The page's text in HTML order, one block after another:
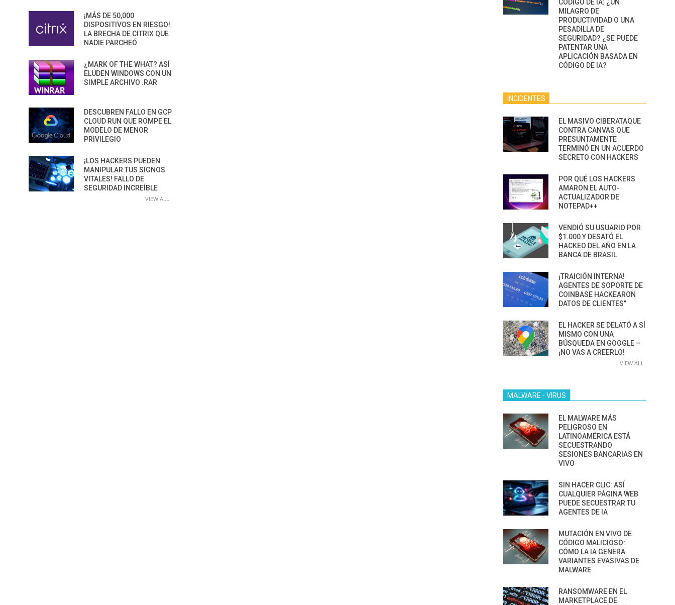
¡MÁS DE 50,000
DISPOSITIVOS EN RIESGO!
LA BRECHA DE CITRIX QUE
NADIE PARCHEÓ
¿MARK OF THE WHAT? ASÍ
ELUDEN WINDOWS CON UN
SIMPLE ARCHIVO .RAR
DESCUBREN FALLO EN GCP
CLOUD RUN QUE ROMPE EL
MODELO DE MENOR
PRIVILEGIO
¡LOS HACKERS PUEDEN
MANIPULAR TUS SIGNOS
VITALES! FALLO DE
SEGURIDAD INCREÍBLE
VIEW ALL
CÓDIGO DE IA: ¿UN
MILAGRO DE
PRODUCTIVIDAD O UNA
PESADILLA DE
SEGURIDAD? ¿SE PUEDE
PATENTAR UNA
APLICACIÓN BASADA EN
CÓDIGO DE IA?
INCIDENTES
EL MASIVO CIBERATAQUE
CONTRA CANVAS QUE
PRESUNTAMENTE
TERMINÓ EN UN ACUERDO
SECRETO CON HACKERS
POR QUÉ LOS HACKERS
AMARON EL AUTO-
ACTUALIZADOR DE
NOTEPAD++
VENDIÓ SU USUARIO POR
$1.000 Y DESATÓ EL
HACKEO DEL AÑO EN LA
BANCA DE BRASIL
¡TRAICIÓN INTERNA!
AGENTES DE SOPORTE DE
COINBASE HACKEARON
DATOS DE CLIENTES”
EL HACKER SE DELATÓ A SÍ
MISMO CON UNA
BÚSQUEDA EN GOOGLE –
¡NO VAS A CREERLO!
VIEW ALL
MALWARE - VIRUS
EL MALWARE MÁS
PELIGROSO EN
LATINOAMÉRICA ESTÁ
SECUESTRANDO
SESIONES BANCARIAS EN
VIVO
SIN HACER CLIC: ASÍ
CUALQUIER PÁGINA WEB
PUEDE SECUESTRAR TU
AGENTES DE IA
MUTACIÓN EN VIVO DE
CÓDIGO MALICIOSO:
CÓMO LA IA GENERA
VARIANTES EVASIVAS DE
MALWARE
RANSOMWARE EN EL
MARKETPLACE DE